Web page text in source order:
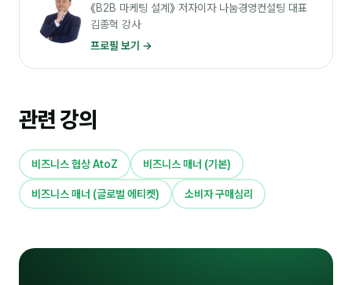
제안·영업
재무·계약
일정
《B2B 마케팅 설계》 저자이자 나눔경영컨설팅 대표
김종혁 강사
프로필 보기 →
관련 강의
비즈니스 협상 AtoZ 비즈니스 매너 (기본)
비즈니스 매너 (글로벌 에티켓) 소비자 구매심리